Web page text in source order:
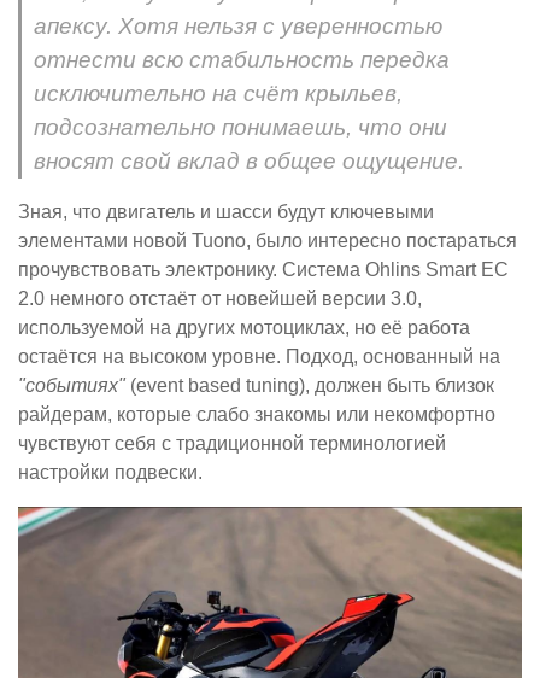
апексу. Хотя нельзя с уверенностью
отнести всю стабильность передка
исключительно на счёт крыльев,
подсознательно понимаешь, что они
вносят свой вклад в общее ощущение.
Зная, что двигатель и шасси будут ключевыми
элементами новой Tuono, было интересно постараться
прочувствовать электронику. Система Ohlins Smart EC
2.0 немного отстаёт от новейшей версии 3.0,
используемой на других мотоциклах, но её работа
остаётся на высоком уровне. Подход, основанный на
"событиях" (event based tuning), должен быть близок
райдерам, которые слабо знакомы или некомфортно
чувствуют себя с традиционной терминологией
настройки подвески.